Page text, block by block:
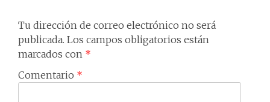
Tu dirección de correo electrónico no será
publicada. Los campos obligatorios están
marcados con *
Comentario *